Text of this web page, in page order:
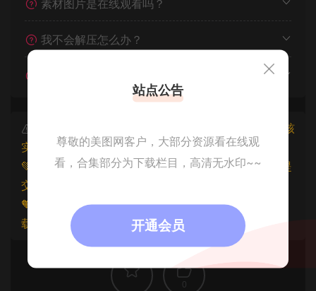
素材图片是在线观看吗？
我不会解压怎么办？
本文资源仅供个人参考学习，请勿批量搬运，一经核
实将封禁账号权限！
💚本文资源均来源网友分享，若侵犯了您的权益可以提
交工单处理。
🧡原文链接：https://www.znjfg.com/1346.html
载请注明出处。
0
站点公告
尊敬的美图网客户，大部分资源看在线观
看，合集部分为下载栏目，高清无水印~~
开通会员